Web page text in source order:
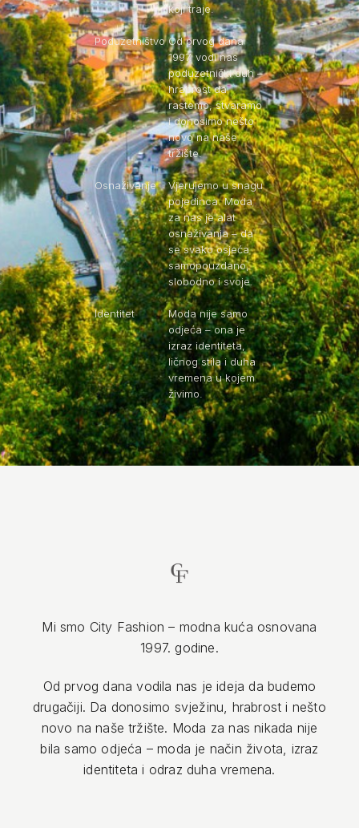
koji traje.
Poduzetništvo Od prvog dana
1997. vodi nas
poduzetnički duh –
hrabrost da
rastemo, stvaramo
i donosimo nešto
novo na naše
tržište.
Osnaživanje
Vjerujemo u snagu
pojedinca. Moda
za nas je alat
osnaživanja – da
se svako osjeća
samopouzdano,
slobodno i svoje.
Identitet
Moda nije samo
odjeća – ona je
izraz identiteta,
ličnog stila i duha
vremena u kojem
živimo.
Mi smo City Fashion – modna kuća osnovana
1997. godine.
Od prvog dana vodila nas je ideja da budemo
drugačiji. Da donosimo svježinu, hrabrost i nešto
novo na naše tržište. Moda za nas nikada nije
bila samo odjeća – moda je način života, izraz
identiteta i odraz duha vremena.